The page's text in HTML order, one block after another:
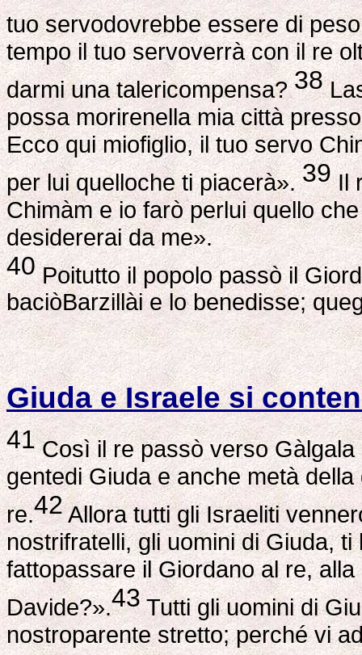
tuo servodovrebbe essere di
tempo il tuo servoverrà con il re
darmi una talericompensa?38
possa morirenella mia città
Ecco qui miofiglio, il tuo servo
per lui quelloche ti piacerà».39Il
Chimàm e io farò perlui quello
desidererai da me».
40Poitutto il popolo passò il
baciòBarzillài e lo benedisse;
Giuda e Israele si
41Così il re passò verso Gàlgala
gentedi Giuda e anche metà
re.42Allora tutti gli Israeliti
nostrifratelli, gli uomini di Giuda,
fattopassare il Giordano al re,
Davide?».43Tutti gli uomini di
nostroparente stretto; perché vi